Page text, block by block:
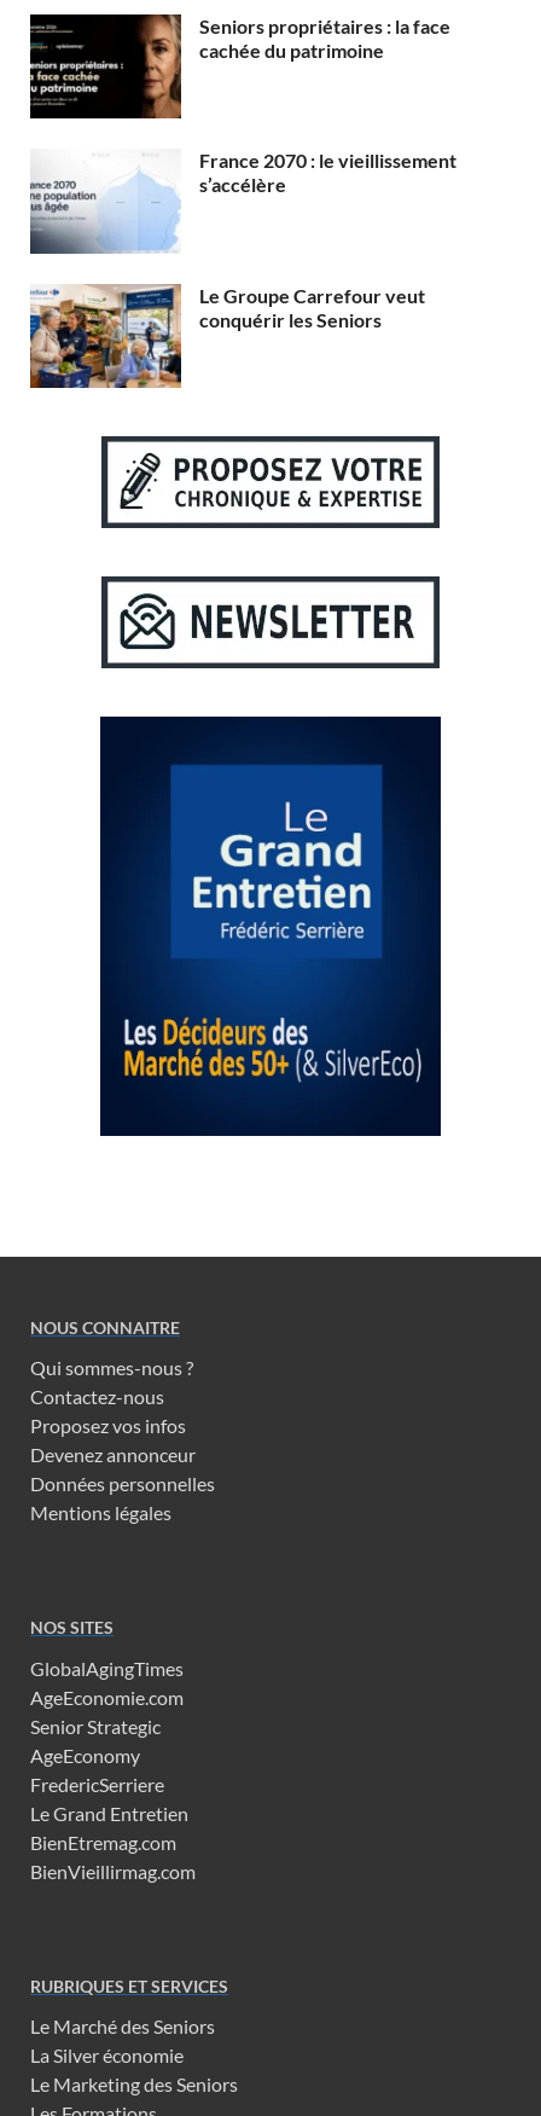
Seniors propriétaires : la face
cachée du patrimoine
France 2070 : le vieillissement
s’accélère
Le Groupe Carrefour veut
conquérir les Seniors
NOUS CONNAITRE
Qui sommes-nous ?
Contactez-nous
Proposez vos infos
Devenez annonceur
Données personnelles
Mentions légales
NOS SITES
GlobalAgingTimes
AgeEconomie.com
Senior Strategic
AgeEconomy
FredericSerriere
Le Grand Entretien
BienEtremag.com
BienVieillirmag.com
RUBRIQUES ET SERVICES
Le Marché des Seniors
La Silver économie
Le Marketing des Seniors